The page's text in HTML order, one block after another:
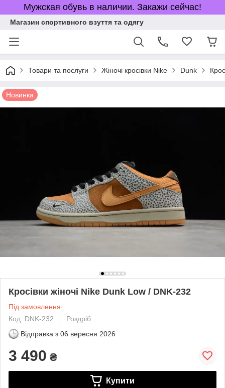
Мужская обувь в наличии. Закажи сейчас!
Магазин спортивного взуття та одягу
Товари та послуги Жіночі кросівки Nike Dunk
Новинка
Кросівки жіночі Nike Dunk Low / DNK-232
Під замовлення
Код: DNK-232
Роздріб
Відправка з 06 вересня 2026
3 490 ₴
Купити